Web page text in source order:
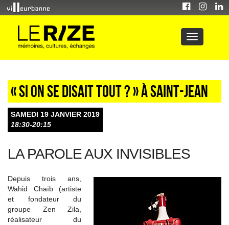
« Si on se disait tout ? » à Saint-Jean
SAMEDI 19 JANVIER 2019
18:30-20:15
LA PAROLE AUX INVISIBLES
Depuis trois ans,
Wahid Chaïb (artiste
et fondateur du
groupe Zen Zila,
réalisateur du